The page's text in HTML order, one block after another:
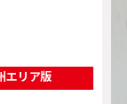
エリア版